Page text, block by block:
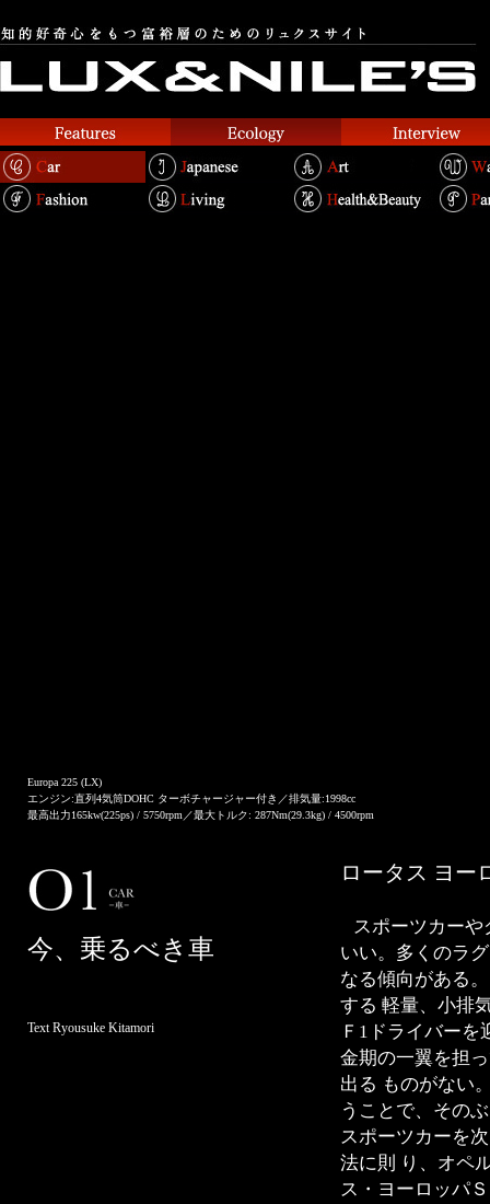
Europa 225 (LX)
エンジン:直列4気筒DOHC ターボチャージャー付き／排気量:1998cc
最高出力165kw(225ps) / 5750rpm／最大トルク: 287Nm(29.3kg) / 4500rpm
今、乗るべき車
Text Ryousuke Kitamori
ロータス ヨー
スポーツカー
いい。多くのラ
なる傾向がある
する 軽量、小排
Ｆ1ドライバー
金期の一翼を担
出る ものがない
うことで、その
スポーツカーを
法に則 り、オペ
ス・ヨーロッパ